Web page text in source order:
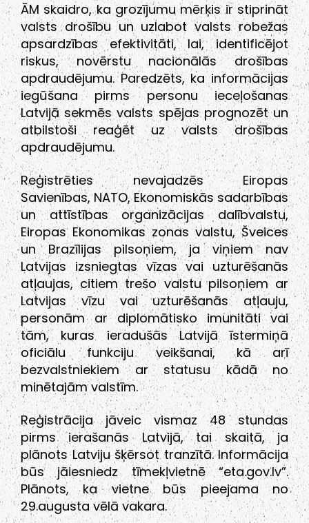
ĀM skaidro, ka grozījumu mērķis ir stiprināt
valsts drošību un uzlabot valsts robežas
apsardzības efektivitāti, lai, identificējot
riskus, novērstu nacionālās drošības
apdraudējumu. Paredzēts, ka informācijas
iegūšana pirms personu ieceļošanas
Latvijā sekmēs valsts spējas prognozēt un
atbilstoši reaģēt uz valsts drošības
apdraudējumu.
Reģistrēties nevajadzēs Eiropas
Savienības, NATO, Ekonomiskās sadarbības
un attīstības organizācijas dalībvalstu,
Eiropas Ekonomikas zonas valstu, Šveices
un Brazīlijas pilsoņiem, ja viņiem nav
Latvijas izsniegtas vīzas vai uzturēšanās
atļaujas, citiem trešo valstu pilsoņiem ar
Latvijas vīzu vai uzturēšanās atļauju,
personām ar diplomātisko imunitāti vai
tām, kuras ieradušās Latvijā īstermiņā
oficiālu funkciju veikšanai, kā arī
bezvalstniekiem ar statusu kādā no
minētajām valstīm.
Reģistrācija jāveic vismaz 48 stundas
pirms ierašanās Latvijā, tai skaitā, ja
plānots Latviju šķērsot tranzītā. Informācija
būs jāiesniedz tīmekļvietnē “eta.gov.lv”.
Plānots, ka vietne būs pieejama no
29.augusta vēlā vakara.